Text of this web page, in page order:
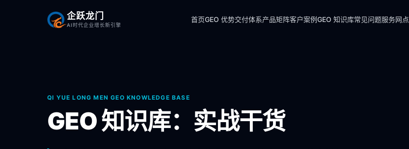
企跃龙门
AI时代企业增长新引擎
首页GEO 优势交付体系产品矩阵客户案例GEO 知识库常见问题服务网点
QI YUE LONG MEN GEO KNOWLEDGE BASE
GEO 知识库：实战干货